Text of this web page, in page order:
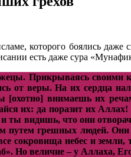
которого боялись
есть даже сура
Прикрываясь
от веры. На их сердца
[охотно] внимаешь их
их: да поразит их
ты видишь, что они
путем грешных людей.
сокровища небес и
Но величие – у Аллаха,